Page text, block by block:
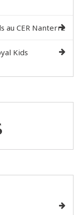
au CER Nanterre
Kids